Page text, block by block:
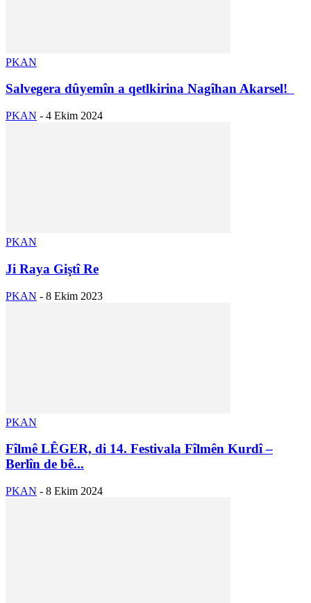
PKAN
Salvegera dûyemîn a qetlkirina Nagîhan Akarsel!
PKAN - 4 Ekim 2024
PKAN
Ji Raya Giştî Re
PKAN - 8 Ekim 2023
PKAN
Fîlmê LÊGER, di 14. Festivala Fîlmên Kurdî –
Berlîn de bê...
PKAN - 8 Ekim 2024